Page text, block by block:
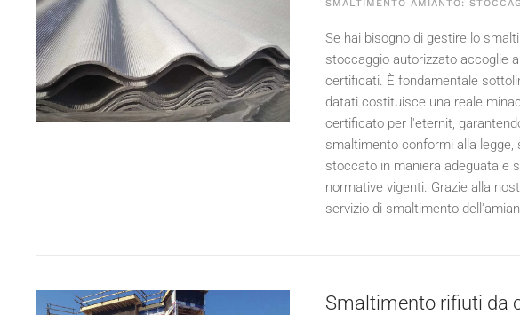
SMALTIMENTO AMIANTO:
Se hai bisogno di gestire lo
stoccaggio autorizzato accoglie
certificati. È fondamentale
datati costituisce una reale
certificato per l'eternit,
smaltimento conformi alla
stoccato in maniera adeguata e
normative vigenti. Grazie alla
servizio di smaltimento
Smaltimento rifiuti da